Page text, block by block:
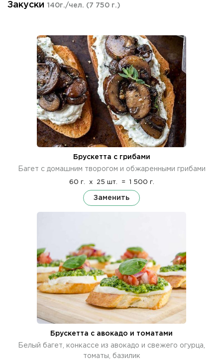
Закуски 140г./чел. (7 750 г.)
Брускетта с грибами
Багет с домашним творогом и обжаренными грибами
60 г. x 25 шт. = 1 500 г.
Заменить
Брускетта с авокадо и томатами
Белый багет, конкассе из авокадо и свежего огурца,
томаты, базилик